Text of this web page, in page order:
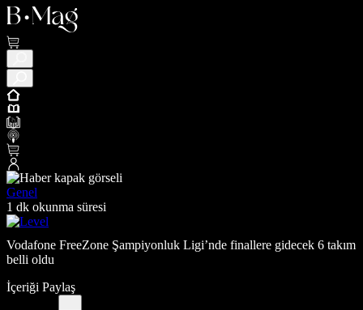
Genel
1 dk okunma süresi
Vodafone FreeZone Şampiyonluk Ligi’nde finallere gidecek 6 takım
belli oldu
İçeriği Paylaş